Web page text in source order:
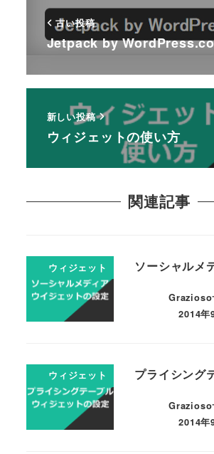
古い投稿
Jetpack by
新しい投稿
ウィジェットの使い方
関連記事
ウィジェット ソーシャルメ
Grazioso
2014年
ウィジェット プライシング
Grazioso
2014年